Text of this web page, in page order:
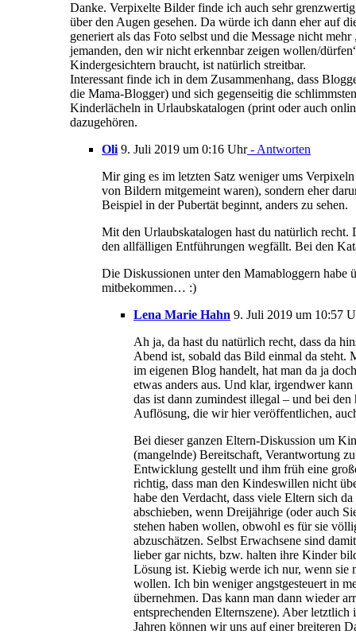
Danke. Verpixelte Bilder finde ich auch sehr
über den Augen gesehen. Da würde ich dann eher auf
generiert als das Foto selbst und die Message nicht
jemanden, den wir nicht erkennbar zeigen wollen/
Kindergesichtern braucht, ist natürlich streitbar.
Interessant finde ich in dem Zusammenhang, dass
die Mama-Blogger) und sich gegenseitig die
Kinderlächeln in Urlaubskatalogen (print oder auch
dazugehören.
Oli 9. Juli 2019 um 0:16 Uhr- Antworten
Mir ging es im letzten Satz weniger ums
von Bildern mitgemeint waren), sondern eher
Beispiel in der Pubertät beginnt, anders zu sehen.
Mit den Urlaubskatalogen hast du natürlich recht.
den allfälligen Entführungen wegfällt. Bei den
Die Diskussionen unter den Mamabloggern habe
mitbekommen… :)
Lena Marie Hahn 9. Juli 2019 um 10:57
Ah ja, da hast du natürlich recht, dass da
Abend ist, sobald das Bild einmal da steht.
im eigenen Blog handelt, hat man da ja
etwas anders aus. Und klar, irgendwer
das ist dann zumindest illegal – und bei
Auflösung, die wir hier veröffentlichen,
Bei dieser ganzen Eltern-Diskussion um
(mangelnde) Bereitschaft, Verantwortung
Entwicklung gestellt und ihm früh eine
richtig, dass man den Kindeswillen nicht
habe den Verdacht, dass viele Eltern sich
abschieben, wenn Dreijährige (oder auch
stehen haben wollen, obwohl es für sie
abzuschätzen. Selbst Erwachsene sind
lieber gar nichts, bzw. halten ihre Kinder
Lösung ist. Kiebig werde ich nur, wenn sie
wollen. Ich bin weniger angstgesteuert in
übernehmen. Das kann man dann wieder
entsprechenden Elternszene). Aber
Jahren können wir uns auf einer breiteren